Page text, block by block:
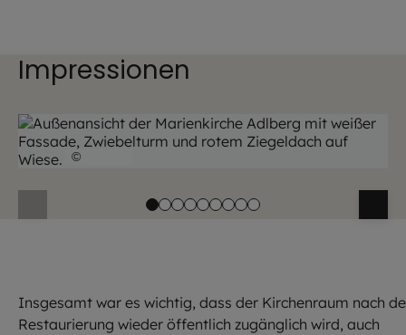
Impressionen
©
Insgesamt war es wichtig, dass der Kirchenraum nach
Restaurierung wieder öffentlich zugänglich wird, auch